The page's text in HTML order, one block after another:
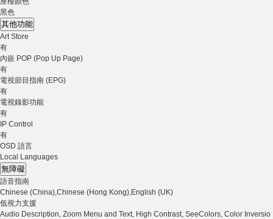
黑色
其他功能
Art Store
有
內嵌 POP (Pop Up Page)
有
電視節目指南 (EPG)
有
電視錄影功能
有
IP Control
有
OSD 語言
Local Languages
無障礙
語音指南
Chinese (China),Chinese (Hong Kong),English (UK)
低視力支援
Audio Description, Zoom Menu and Text, High Contrast, SeeColors, Color Inversio